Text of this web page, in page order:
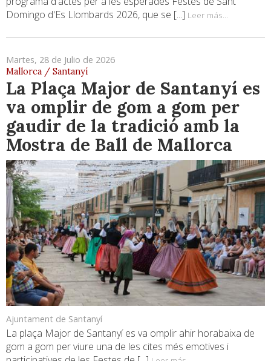
Domingo d'Es Llombards 2026, que se [...] Leer más...
Martes, 28 de Julio de 2026
Mallorca / Santanyí
La Plaça Major de Santanyí es
va omplir de gom a gom per
gaudir de la tradició amb la
Mostra de Ball de Mallorca
Ajuntament de Santanyí
La plaça Major de Santanyí es va omplir ahir horabaixa de
gom a gom per viure una de les cites més emotives i